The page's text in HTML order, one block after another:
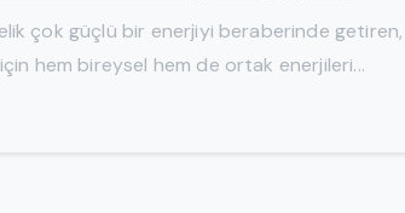
çok güçlü bir enerjiyi beraberinde
hem bireysel hem de ortak enerjileri...